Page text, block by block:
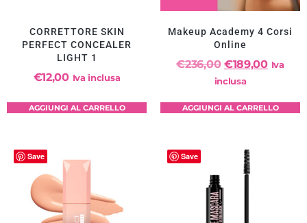
CORRETTORE SKIN
PERFECT CONCEALER
LIGHT 1
€12,00 Iva inclusa
AGGIUNGI AL CARRELLO
Makeup Academy 4 Corsi
Online
€236,00 €189,00 Iva
inclusa
AGGIUNGI AL CARRELLO
Save Save